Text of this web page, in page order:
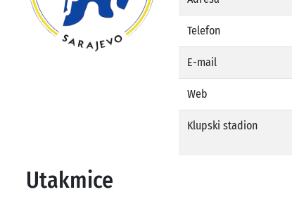
Telefon
E-mail
Web
Klupski stadion
Utakmice